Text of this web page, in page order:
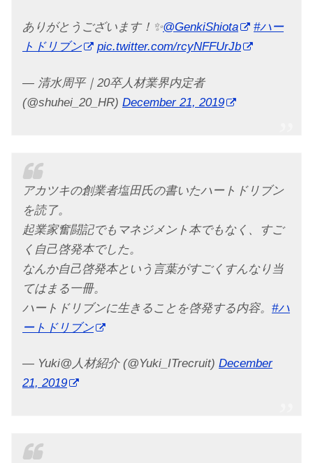
ありがとうございます！✨@GenkiShiota
#ハー
トドリブン
pic.twitter.com/rcyNFFUrJb
— 清水周平｜20卒人材業界内定者
(@shuhei_20_HR) December 21, 2019
アカツキの創業者塩田氏の書いたハートドリブン
を読了。
起業家奮闘記でもマネジメント本でもなく、すご
く自己啓発本でした。
なんか自己啓発本という言葉がすごくすんなり当
てはまる一冊。
ハートドリブンに生きることを啓発する内容。 #ハ
ートドリブン
— Yuki@人材紹介 (@Yuki_ITrecruit) December
21, 2019